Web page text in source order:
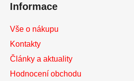
Informace
Vše o nákupu
Kontakty
Články a aktuality
Hodnocení obchodu